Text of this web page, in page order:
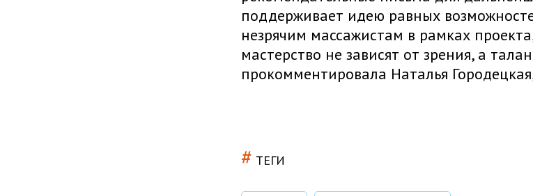
поддерживает идею равных
незрячим массажистам в рамках
мастерство не зависят от зрения, а
прокомментировала Наталья
# ТЕГИ